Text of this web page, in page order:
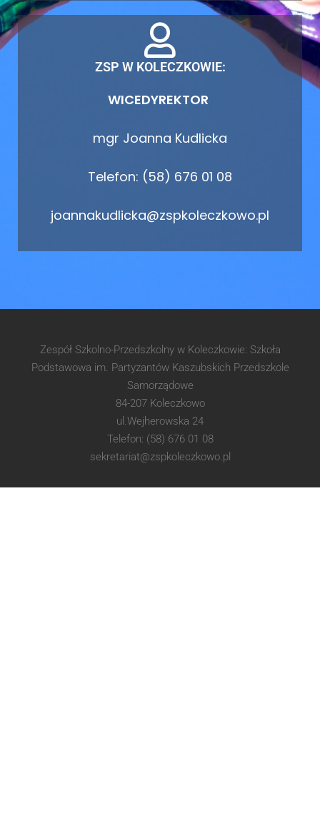
ZSP W KOLECZKOWIE:
WICEDYREKTOR
mgr Joanna Kudlicka
Telefon: (58) 676 01 08
joannakudlicka@zspkoleczkowo.pl
Zespół Szkolno-Przedszkolny w Koleczkowie: Szkoła
Podstawowa im. Partyzantów Kaszubskich Przedszkole
Samorządowe
84-207 Koleczkowo
ul.Wejherowska 24
Telefon: (58) 676 01 08
sekretariat@zspkoleczkowo.pl